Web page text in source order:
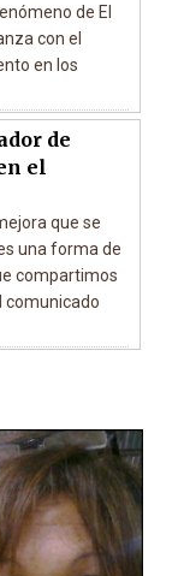
de El
con el
en los
de
el
que se
una forma de
compartimos
comunicado